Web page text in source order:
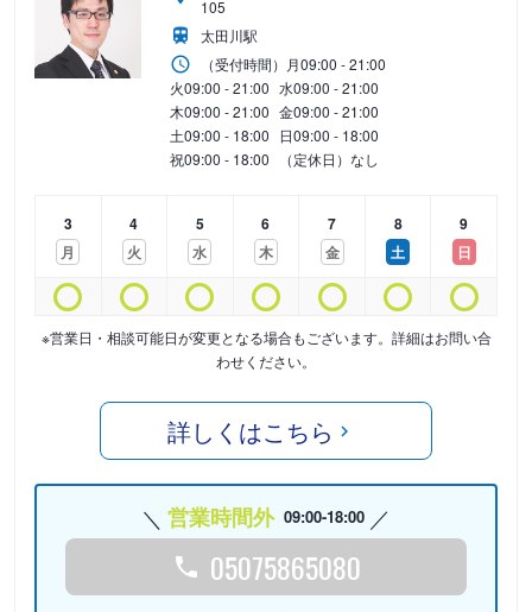
105
太田川駅
（受付時間） 月09:00 - 21:00
火09:00 - 21:00 水09:00 - 21:00
木09:00 - 21:00 金09:00 - 21:00
土09:00 - 18:00 日09:00 - 18:00
祝09:00 - 18:00 （定休日）なし
3
月
4
火
5
水
6
木
7
金
8
土
9
日
※営業日・相談可能日が変更となる場合もございます。詳細はお問い合
わせください。
詳しくはこちら
営業時間外 09:00-18:00
05075865080